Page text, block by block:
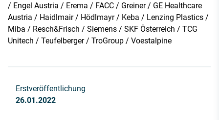
/ Engel Austria / Erema / FACC / Greiner / GE Healthcare
Austria / Haidlmair / Hödlmayr / Keba / Lenzing Plastics /
Miba / Resch&Frisch / Siemens / SKF Österreich / TCG
Unitech / Teufelberger / TroGroup / Voestalpine
Erstveröffentlichung
26.01.2022